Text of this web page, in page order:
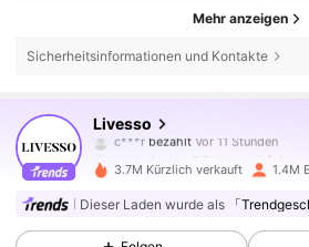
Mehr anzeigen
Sicherheitsinformationen und Kontakte
Livesso
g***n istVor 5 Stundengefolgt
3.7M Kürzlich verkauft 1.4M
Dieser Laden wurde als 「